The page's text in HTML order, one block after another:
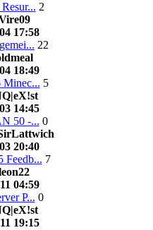
2
17:58
22
18:49
Minec... 5
14:45
50 -... 0
20:40
Feedb... 7
04:59
P... 0
19:15